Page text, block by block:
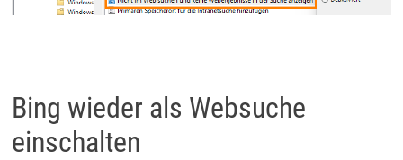
Bing wieder als Websuche
einschalten